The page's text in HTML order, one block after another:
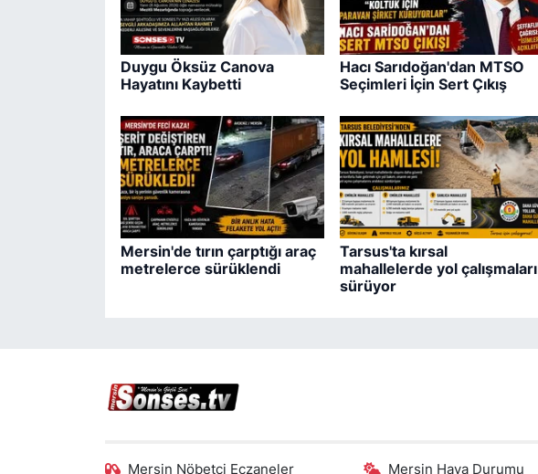
Duygu Öksüz Canova
Hayatını Kaybetti
Hacı Sarıdoğan'dan MTSO
Seçimleri İçin Sert Çıkış
Mersin'de tırın çarptığı araç
metrelerce sürüklendi
Tarsus'ta kırsal
mahallelerde yol çalışmaları
sürüyor
Mersin Nöbetçi Eczaneler Mersin Hava Durumu